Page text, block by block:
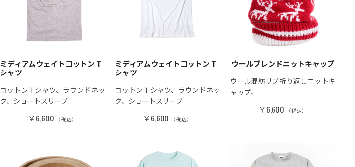
ミディアムウェイトコットン T
シャツ
コットンＴシャツ、ラウンドネッ
ク、ショートスリーブ
￥6,600 （税込）
ミディアムウェイトコットン T
シャツ
コットンＴシャツ、ラウンドネッ
ク、ショートスリーブ
￥6,600 （税込）
ウールブレンドニットキャップ
ウール混紡リブ折り返しニットキ
ャップ。
￥6,600 （税込）